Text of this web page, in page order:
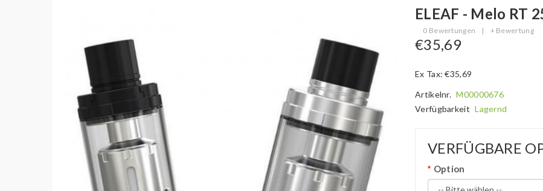
ELEAF - Melo RT
0 Bewertungen | + Bewertung
€35,69
Ex Tax: €35,69
Artikelnr. M00000676
Verfügbarkeit Lagernd
VERFÜGBARE
Option